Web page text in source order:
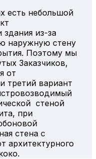
есть небольшой
здания из-за
наружную стену
Поэтому мы
Заказчиков,
от
третий вариант
стеной
при
стена с
архитектурного